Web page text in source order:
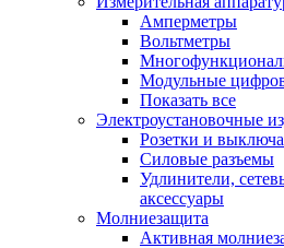
Амперметры
Вольтметры
Модульные
Показать все
Электроустановочные
Розетки и
Силовые разъемы
Удлинители,
аксессуары
Молниезащита
Активная